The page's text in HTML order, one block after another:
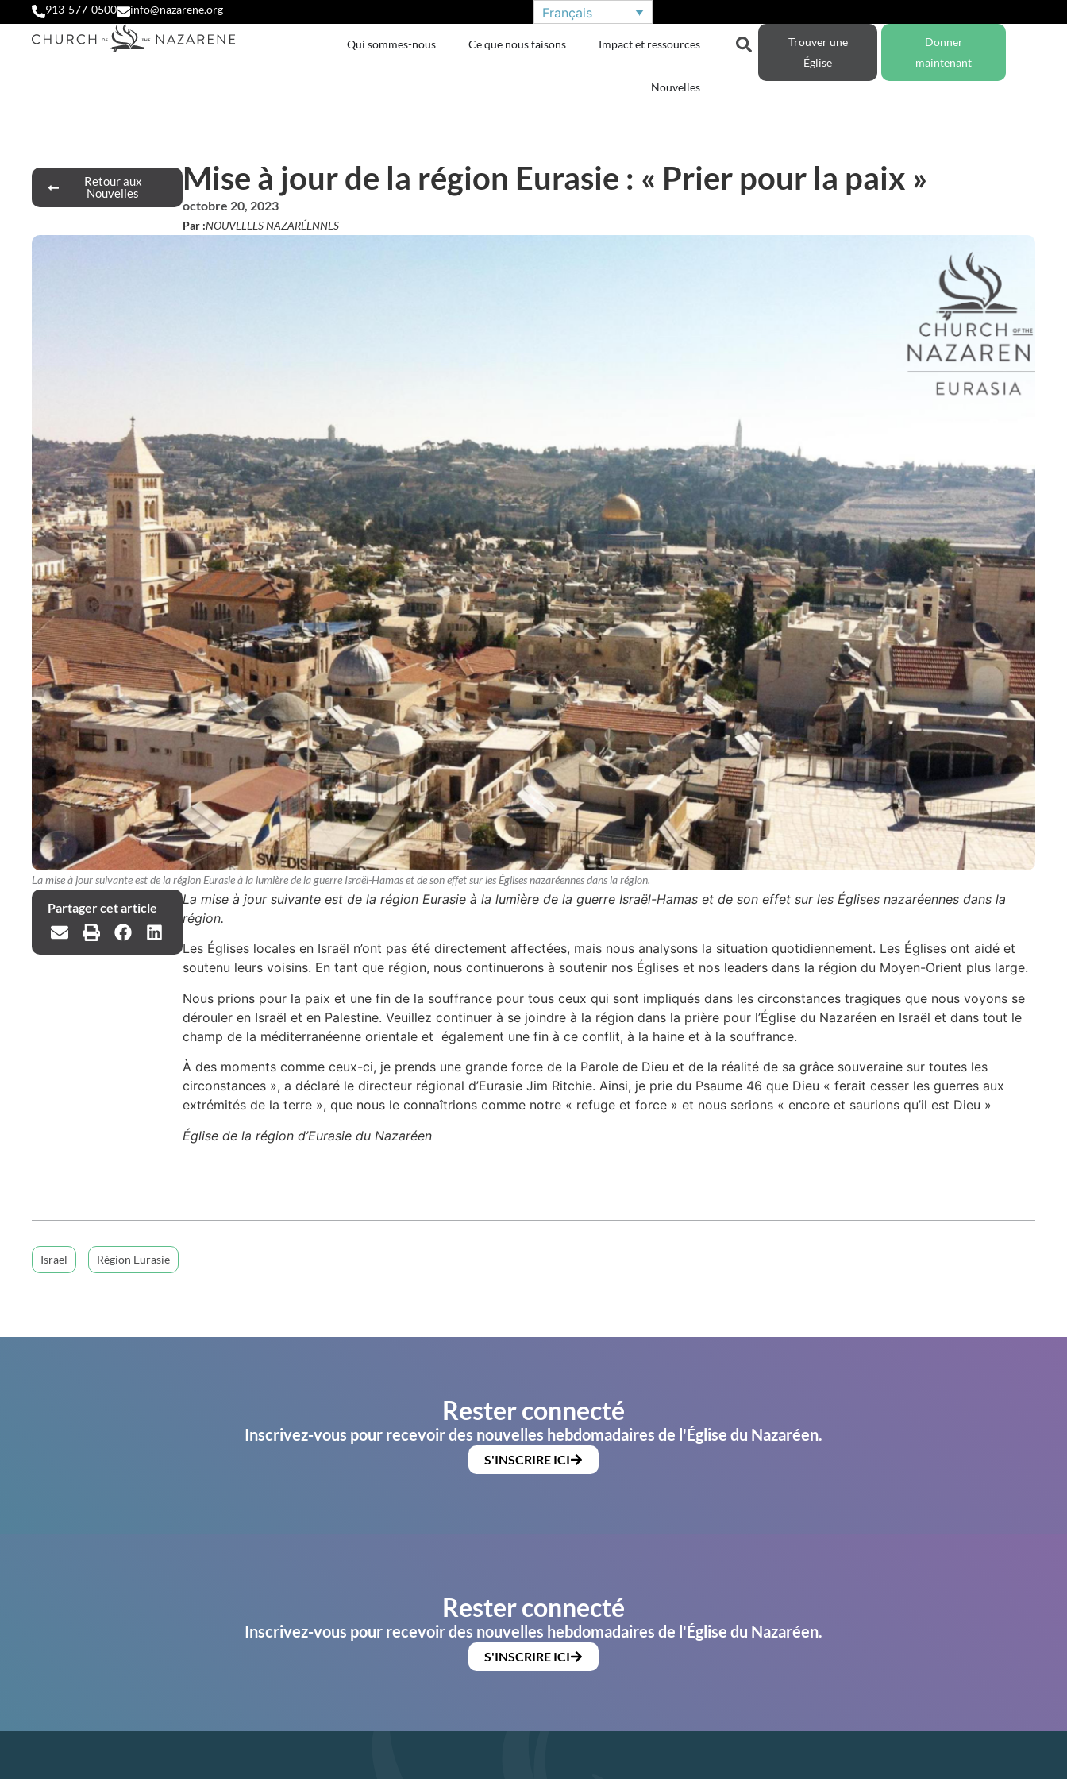
913-577-0500 info@nazarene.org Français
Qui sommes-nous Ce que nous faisons Impact et ressources
Nouvelles
Trouver une
Église
Donner
maintenant
Retour aux
Nouvelles
Mise à jour de la région Eurasie : « Prier pour la paix »
octobre 20, 2023
Par :NOUVELLES NAZARÉENNES
La mise à jour suivante est de la région Eurasie à la lumière de la guerre Israël-Hamas et de son effet sur les Églises nazaréennes dans la région.
Partager cet article
La mise à jour suivante est de la région Eurasie à la lumière de la guerre Israël-Hamas et de son effet sur les Églises nazaréennes dans la
région.
Les Églises locales en Israël n’ont pas été directement affectées, mais nous analysons la situation quotidiennement. Les Églises ont aidé et
soutenu leurs voisins. En tant que région, nous continuerons à soutenir nos Églises et nos leaders dans la région du Moyen-Orient plus large.
Nous prions pour la paix et une fin de la souffrance pour tous ceux qui sont impliqués dans les circonstances tragiques que nous voyons se
dérouler en Israël et en Palestine. Veuillez continuer à se joindre à la région dans la prière pour l’Église du Nazaréen en Israël et dans tout le
champ de la méditerranéenne orientale et également une fin à ce conflit, à la haine et à la souffrance.
À des moments comme ceux-ci, je prends une grande force de la Parole de Dieu et de la réalité de sa grâce souveraine sur toutes les
circonstances », a déclaré le directeur régional d’Eurasie Jim Ritchie. Ainsi, je prie du Psaume 46 que Dieu « ferait cesser les guerres aux
extrémités de la terre », que nous le connaîtrions comme notre « refuge et force » et nous serions « encore et saurions qu’il est Dieu »
Église de la région d’Eurasie du Nazaréen
Israël Région Eurasie
Rester connecté
Inscrivez-vous pour recevoir des nouvelles hebdomadaires de l'Église du Nazaréen.
S'INSCRIRE ICI
Rester connecté
Inscrivez-vous pour recevoir des nouvelles hebdomadaires de l'Église du Nazaréen.
S'INSCRIRE ICI